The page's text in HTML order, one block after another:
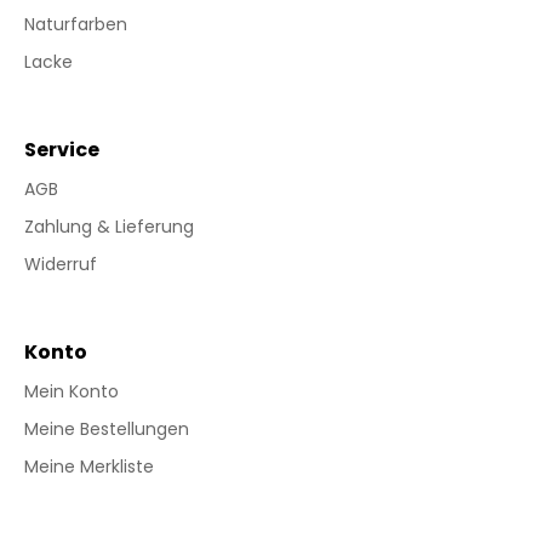
Naturfarben
Lacke
Service
AGB
Zahlung & Lieferung
Widerruf
Konto
Mein Konto
Meine Bestellungen
Meine Merkliste